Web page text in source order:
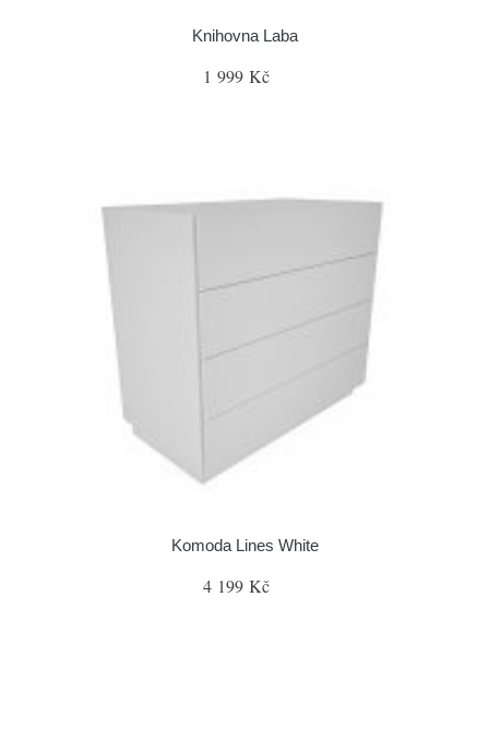
Knihovna Laba
1 999 Kč
Komoda Lines White
4 199 Kč